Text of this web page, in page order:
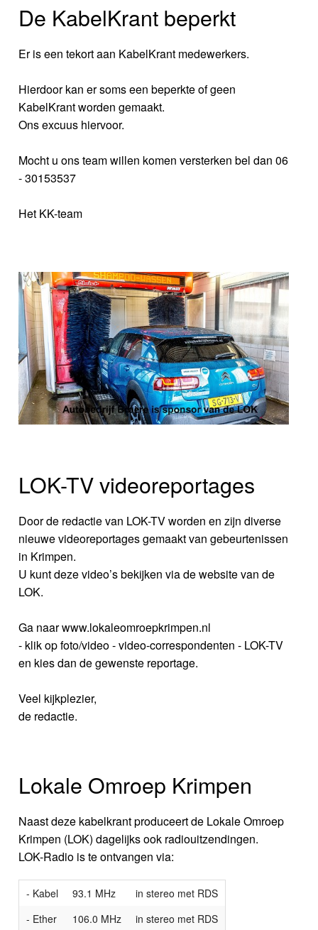
De KabelKrant beperkt
Er is een tekort aan KabelKrant medewerkers.
Hierdoor kan er soms een beperkte of geen
KabelKrant worden gemaakt.
Ons excuus hiervoor.
Mocht u ons team willen komen versterken bel dan 06
- 30153537
Het KK-team
LOK-TV videoreportages
Door de redactie van LOK-TV worden en zijn diverse
nieuwe videoreportages gemaakt van gebeurtenissen
in Krimpen.
U kunt deze video’s bekijken via de website van de
LOK.
Ga naar www.lokaleomroepkrimpen.nl
- klik op foto/video - video-correspondenten - LOK-TV
en kies dan de gewenste reportage.
Veel kijkplezier,
de redactie.
Lokale Omroep Krimpen
Naast deze kabelkrant produceert de Lokale Omroep
Krimpen (LOK) dagelijks ook radiouitzendingen.
LOK-Radio is te ontvangen via:
- Kabel 93.1 MHz
in stereo met RDS
- Ether
106.0 MHz in stereo met RDS